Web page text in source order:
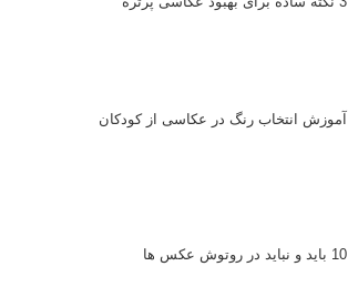
آموزش انتخاب رنگ در عکاسی از کودکان
10 باید و نباید در روتوش عکس ها